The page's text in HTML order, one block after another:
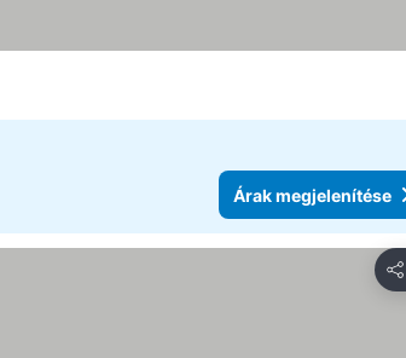
Árak megjelenítése